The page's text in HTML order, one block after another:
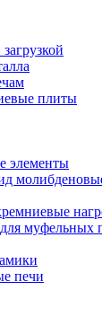
плиты
элементы
муфельных
печи